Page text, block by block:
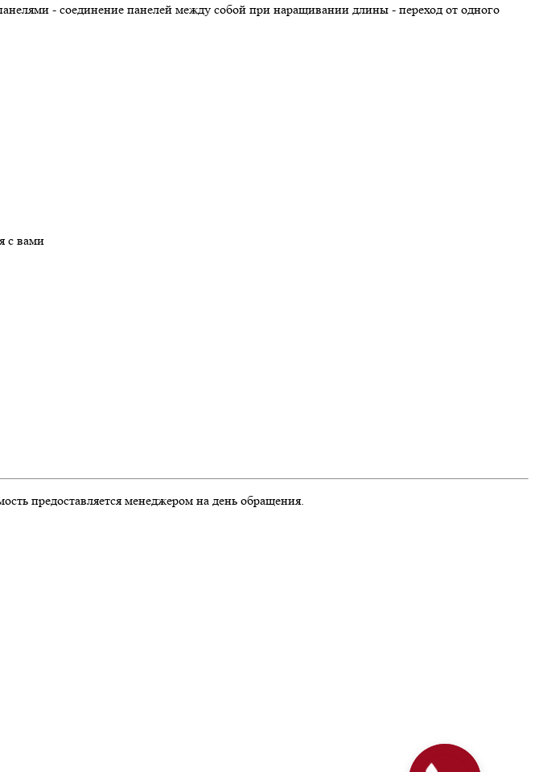
- соединение панелей между собой при наращивании длины - переход от одного
с вами
предоставляется менеджером на день обращения.